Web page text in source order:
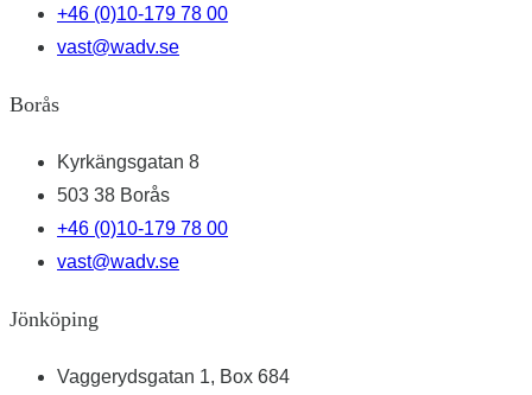
+46 (0)10-179 78 00
vast@wadv.se
Borås
Kyrkängsgatan 8
503 38 Borås
+46 (0)10-179 78 00
vast@wadv.se
Jönköping
Vaggerydsgatan 1, Box 684